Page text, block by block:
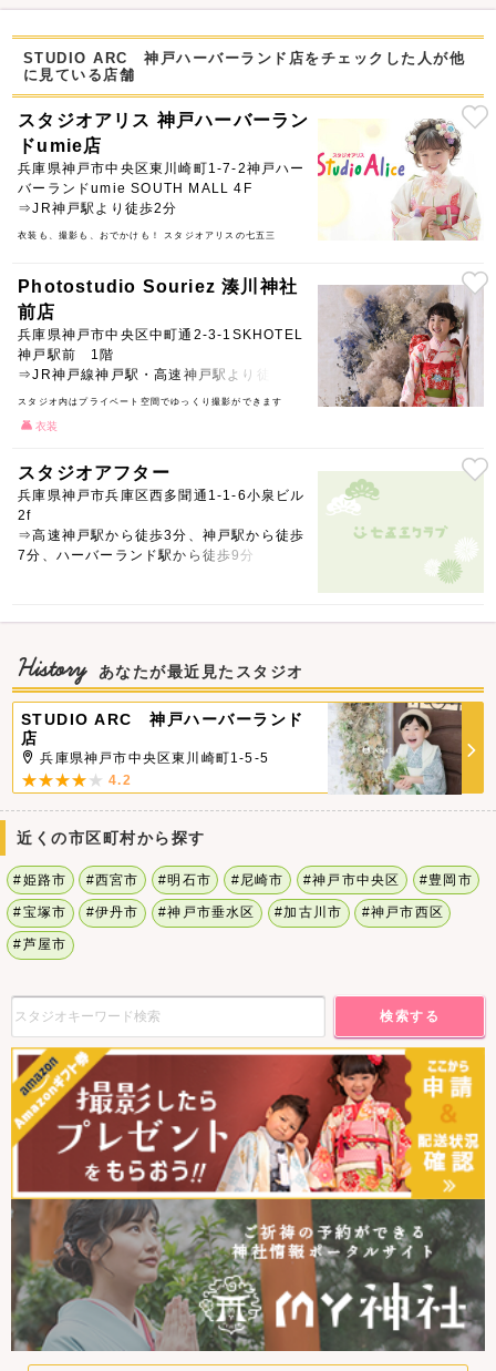
STUDIO ARC 神戸ハーバーランド店をチェックした人が他
に見ている店舗
スタジオアリス 神戸ハーバーラン
ドumie店
兵庫県神戸市中央区東川崎町1-7-2神戸ハー
バーランドumie SOUTH MALL 4F
⇒JR神戸駅より徒歩2分
衣装も、撮影も、おでかけも！ スタジオアリスの七五三
Photostudio Souriez 湊川神社
前店
兵庫県神戸市中央区中町通2-3-1SKHOTEL
神戸駅前 1階
⇒JR神戸線神戸駅・高速神戸駅より徒歩5分
スタジオ内はプライベート空間でゆっくり撮影ができます
衣装
スタジオアフター
兵庫県神戸市兵庫区西多聞通1-1-6小泉ビル
2f
⇒高速神戸駅から徒歩3分、神戸駅から徒歩
7分、ハーバーランド駅から徒歩9分
History あなたが最近見たスタジオ
STUDIO ARC 神戸ハーバーランド
店
兵庫県神戸市中央区東川崎町1-5-5
4.2
近くの市区町村から探す
#姫路市 #西宮市 #明石市 #尼崎市 #神戸市中央区 #豊岡市
#宝塚市 #伊丹市 #神戸市垂水区 #加古川市 #神戸市西区
#芦屋市
検索する